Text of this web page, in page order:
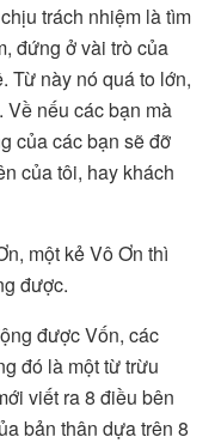
trách nhiệm là tìm
đứng ở vài trò của
Từ này nó quá to lớn,
Về nếu các bạn mà
của các bạn sẽ đỡ
của tôi, hay khách
một kẻ Vô Ơn thì
được.
được Vốn, các
đó là một từ trừu
viết ra 8 điều bên
bản thân dựa trên 8